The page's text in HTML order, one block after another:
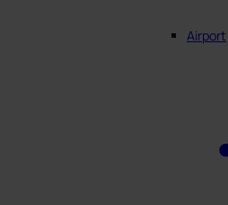
Airport